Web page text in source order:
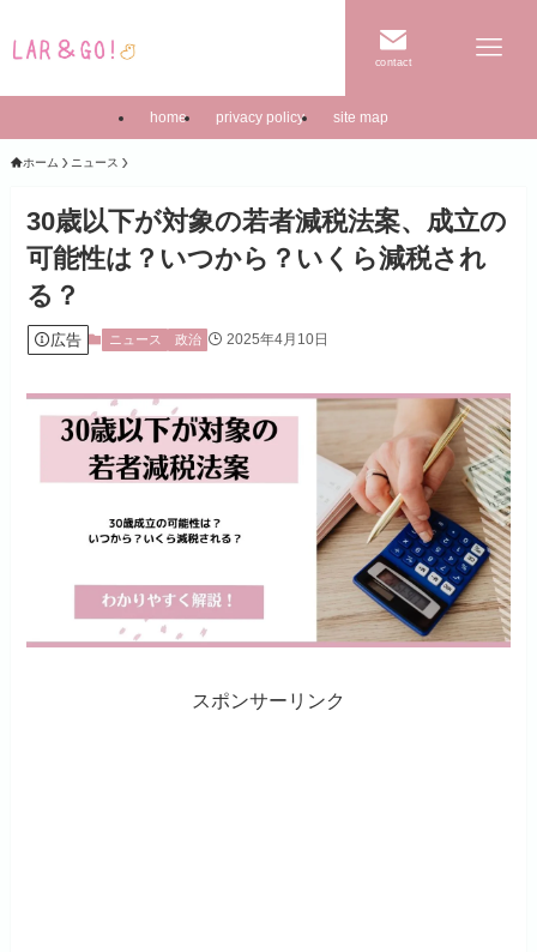
contact
home privacy policy site map
ホーム ニュース
30歳以下が対象の若者減税法案、成立の
可能性は？いつから？いくら減税され
る？
広告 ニュース 政治 2025年4月10日
スポンサーリンク